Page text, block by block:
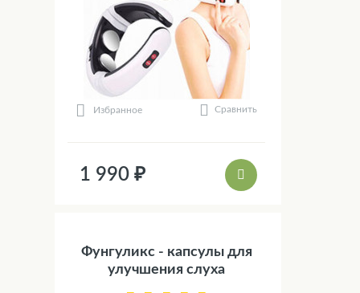
Избранное Сравнить
1 990 ₽
Фунгуликс - капсулы для
улучшения слуха